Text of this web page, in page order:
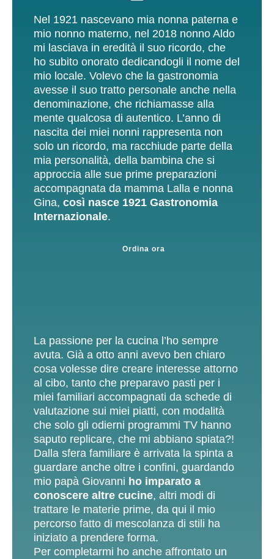
Nel 1921 nascevano mia nonna paterna e
mio nonno materno, nel 2018 nonno Aldo
mi lasciava in eredità il suo ricordo, che
ho subito onorato dedicandogli il nome del
mio locale. Volevo che la gastronomia
avesse il suo tratto personale anche nella
denominazione, che richiamasse alla
mente qualcosa di autentico. L’anno di
nascita dei miei nonni rappresenta non
solo un ricordo, ma racchiude parte della
mia personalità, della bambina che si
approccia alle sue prime preparazioni
accompagnata da mamma Lalla e nonna
Gina, così nasce 1921 Gastronomia
Internazionale.
Ordina ora
La passione per la cucina l’ho sempre
avuta. Già a otto anni avevo ben chiaro
cosa volesse dire creare interesse attorno
al cibo, tanto che preparavo pasti per i
miei familiari accompagnati da schede di
valutazione sui miei piatti, con modalità
che solo gli odierni programmi TV hanno
saputo replicare, che mi abbiano spiata?!
Dalla sfera familiare è arrivata la spinta a
guardare anche oltre i confini, guardando
mio papà Giovanni ho imparato a
conoscere altre cucine, altri modi di
trattare le materie prime, da qui il mio
percorso fatto di mescolanza di stili ha
iniziato a prendere forma.
Per completarmi ho anche affrontato un